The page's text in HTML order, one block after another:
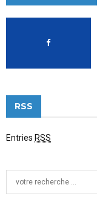
RSS
Entries RSS